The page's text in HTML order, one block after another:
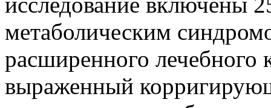
метаболическим
расширенного лечебного
выраженный